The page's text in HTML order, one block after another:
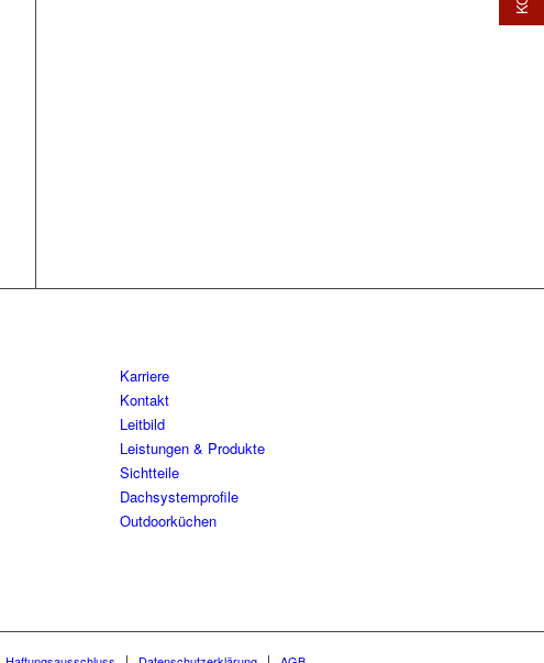
Karriere
Kontakt
Leitbild
Leistungen & Produkte
Sichtteile
Dachsystemprofile
Outdoorküchen